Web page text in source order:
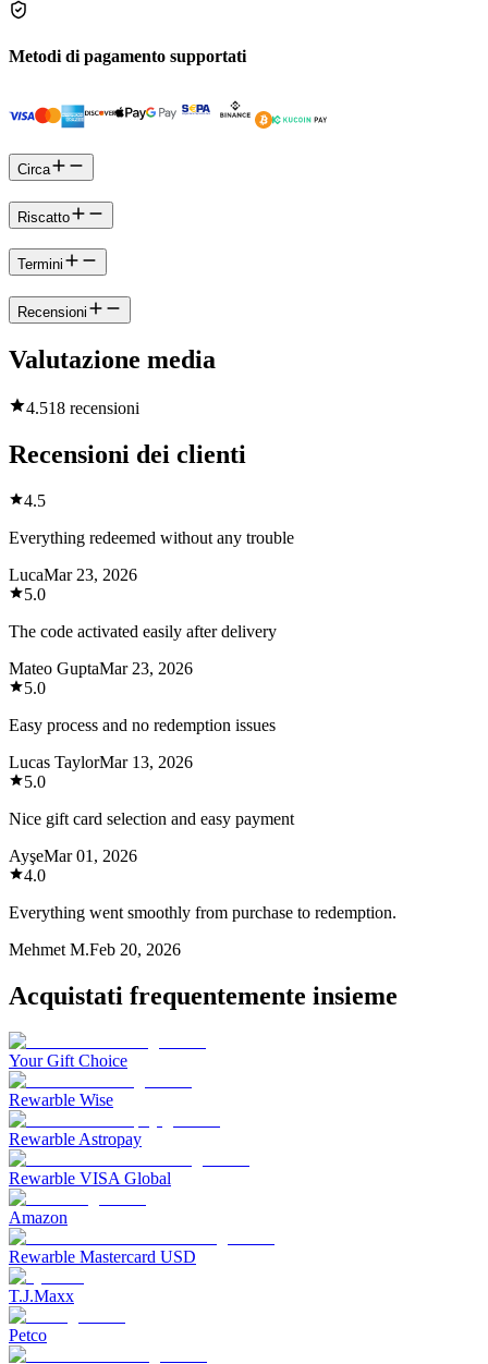
Metodi di pagamento supportati
Circa
Riscatto
Termini
Recensioni
Valutazione media
4.518 recensioni
Recensioni dei clienti
4.5
Everything redeemed without any trouble
LucaMar 23, 2026
5.0
The code activated easily after delivery
Mateo GuptaMar 23, 2026
5.0
Easy process and no redemption issues
Lucas TaylorMar 13, 2026
5.0
Nice gift card selection and easy payment
AyşeMar 01, 2026
4.0
Everything went smoothly from purchase to redemption.
Mehmet M.Feb 20, 2026
Acquistati frequentemente insieme
Your Gift Choice
Rewarble Wise
Rewarble Astropay
Rewarble VISA Global
Amazon
Rewarble Mastercard USD
T.J.Maxx
Petco